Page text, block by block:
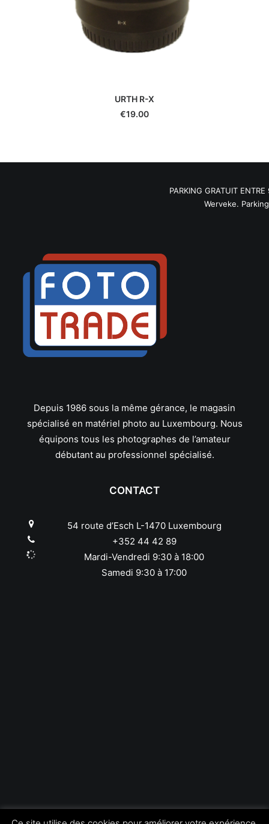
URTH R-X
€19.00
PARKING GRATUIT
Werveke. Parking
Depuis 1986 sous la même gérance, le magasin
spécialisé en matériel photo au Luxembourg. Nous
équipons tous les photographes de l’amateur
débutant au professionnel spécialisé.
CONTACT
54 route d’Esch L-1470 Luxembourg
+352 44 42 89
Mardi-Vendredi 9:30 à 18:00
Samedi 9:30 à 17:00
Copyright © Foto Trade